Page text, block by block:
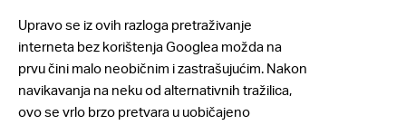
Upravo se iz ovih razloga pretraživanje
interneta bez korištenja Googlea možda na
prvu čini malo neobičnim i zastrašujućim. Nakon
navikavanja na neku od alternativnih tražilica,
ovo se vrlo brzo pretvara u uobičajeno